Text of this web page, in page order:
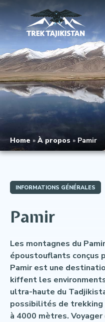
Home » À propos » Pamir
INFORMATIONS GÉNÉRALES
Pamir
Les montagnes du
époustouflants conçus
Pamir est une
kiffent les
ultra-haute du
possibilités de
à 4000 mètres.